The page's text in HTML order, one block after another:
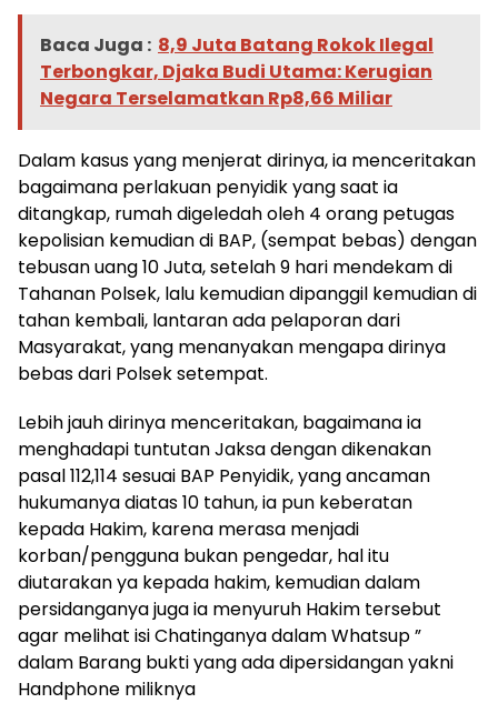
Baca Juga : 8,9 Juta Batang Rokok Ilegal
Terbongkar, Djaka Budi Utama: Kerugian
Negara Terselamatkan Rp8,66 Miliar
Dalam kasus yang menjerat dirinya, ia menceritakan
bagaimana perlakuan penyidik yang saat ia
ditangkap, rumah digeledah oleh 4 orang petugas
kepolisian kemudian di BAP, (sempat bebas) dengan
tebusan uang 10 Juta, setelah 9 hari mendekam di
Tahanan Polsek, lalu kemudian dipanggil kemudian di
tahan kembali, lantaran ada pelaporan dari
Masyarakat, yang menanyakan mengapa dirinya
bebas dari Polsek setempat.
Lebih jauh dirinya menceritakan, bagaimana ia
menghadapi tuntutan Jaksa dengan dikenakan
pasal 112,114 sesuai BAP Penyidik, yang ancaman
hukumanya diatas 10 tahun, ia pun keberatan
kepada Hakim, karena merasa menjadi
korban/pengguna bukan pengedar, hal itu
diutarakan ya kepada hakim, kemudian dalam
persidanganya juga ia menyuruh Hakim tersebut
agar melihat isi Chatinganya dalam Whatsup ”
dalam Barang bukti yang ada dipersidangan yakni
Handphone miliknya